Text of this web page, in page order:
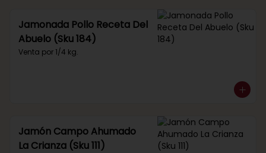
Jamonada Pollo Receta Del
Abuelo (Sku 184)
Venta por 1/4 kg.
Jamón Campo Ahumado
La Crianza (Sku 111)